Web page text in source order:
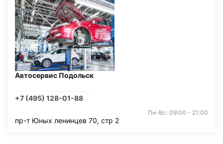
Автосервис Подольск
+7 (495) 128-01-88
Пн-Вс: 09:00 - 21:00
пр-т Юных ленинцев 70, стр 2